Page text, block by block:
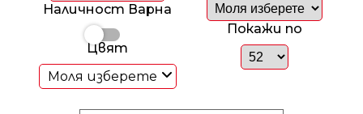
Наличност Варна
Цвят
Моля изберете
Покажи по